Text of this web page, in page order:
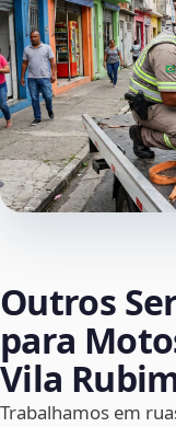
Outros
para
Vila
Trabalhamos em